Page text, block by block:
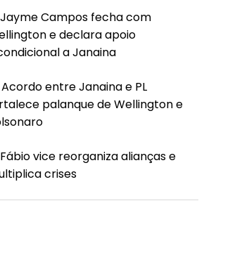
Jayme Campos fecha com
e declara apoio
a Janaina
Acordo entre Janaina e PL
palanque de Wellington e
Fábio vice reorganiza alianças e
crises